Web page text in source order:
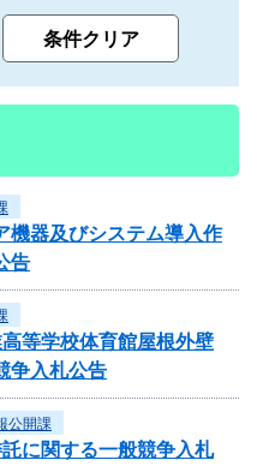
機器及びシステム導入作
告
等学校体育館屋根外壁
争入札公告
公開課
に関する一般競争入札